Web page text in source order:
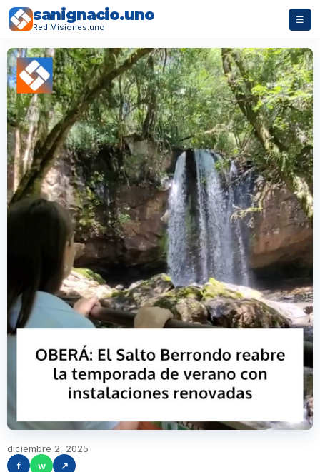
sanignacio.uno
Red Misiones.uno
☰
diciembre 2, 2025
f
w ↗